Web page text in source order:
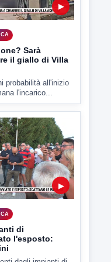
indagato:
stradale
Valentino,
▶
Sarà
il giallo di Villa
probabilità all'inizio